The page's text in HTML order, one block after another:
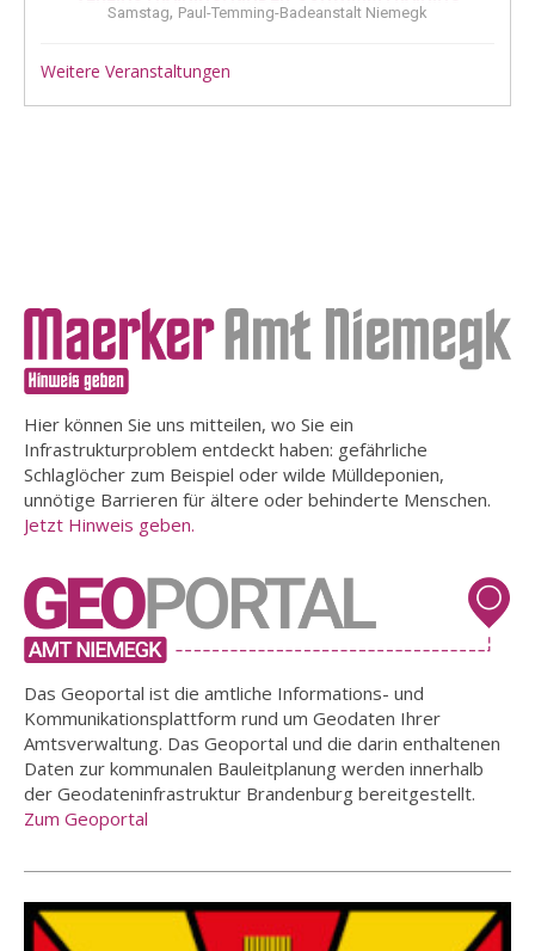
Samstag, Paul-Temming-Badeanstalt Niemegk
Weitere Veranstaltungen
Hier können Sie uns mitteilen, wo Sie ein
Infrastrukturproblem entdeckt haben: gefährliche
Schlaglöcher zum Beispiel oder wilde Mülldeponien,
unnötige Barrieren für ältere oder behinderte Menschen.
Jetzt Hinweis geben.
Das Geoportal ist die amtliche Informations- und
Kommunikationsplattform rund um Geodaten Ihrer
Amtsverwaltung. Das Geoportal und die darin enthaltenen
Daten zur kommunalen Bauleitplanung werden innerhalb
der Geodateninfrastruktur Brandenburg bereitgestellt.
Zum Geoportal